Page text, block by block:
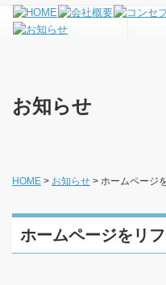
お知らせ
HOME > お知らせ > ホームページ
ホームページをリ